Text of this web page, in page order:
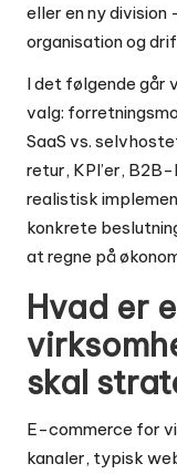
eller en ny division
organisation og
I det følgende går
valg:
SaaS vs.
retur, KPI’er,
realistisk
konkrete
at regne på
Hvad er
skal
E-commerce for
kanaler, typisk